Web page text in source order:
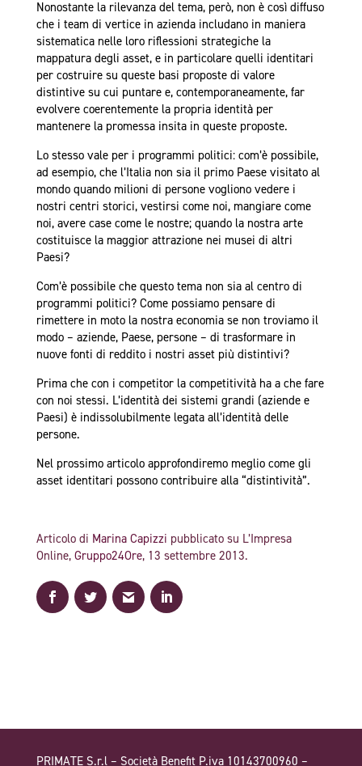
Nonostante la rilevanza del tema, però, non è così diffuso
che i team di vertice in azienda includano in maniera
sistematica nelle loro riflessioni strategiche la
mappatura degli asset, e in particolare quelli identitari
per costruire su queste basi proposte di valore
distintive su cui puntare e, contemporaneamente, far
evolvere coerentemente la propria identità per
mantenere la promessa insita in queste proposte.
Lo stesso vale per i programmi politici: com’è possibile,
ad esempio, che l’Italia non sia il primo Paese visitato al
mondo quando milioni di persone vogliono vedere i
nostri centri storici, vestirsi come noi, mangiare come
noi, avere case come le nostre; quando la nostra arte
costituisce la maggior attrazione nei musei di altri
Paesi?
Com’è possibile che questo tema non sia al centro di
programmi politici? Come possiamo pensare di
rimettere in moto la nostra economia se non troviamo il
modo – aziende, Paese, persone – di trasformare in
nuove fonti di reddito i nostri asset più distintivi?
Prima che con i competitor la competitività ha a che fare
con noi stessi. L’identità dei sistemi grandi (aziende e
Paesi) è indissolubilmente legata all’identità delle
persone.
Nel prossimo articolo approfondiremo meglio come gli
asset identitari possono contribuire alla “distintività”.
Articolo di Marina Capizzi pubblicato su L’Impresa
Online, Gruppo24Ore, 13 settembre 2013.
PRIMATE S.r.l – Società Benefit P.iva 10143700960 –